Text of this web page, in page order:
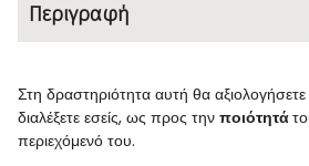
Περιγραφή
Στη δραστηριότητα αυτή θα
διαλέξετε εσείς, ως προς την ποιότητά
περιεχόμενό του.